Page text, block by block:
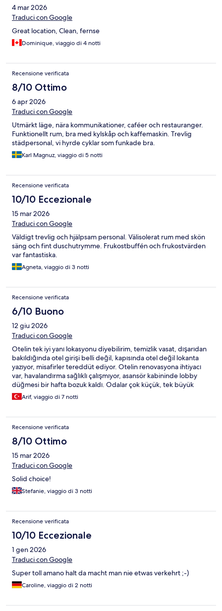
4 mar 2026
Traduci con Google
Great location, Clean, fernse
Dominique, viaggio di 4 notti
Recensione verificata
8/10 Ottimo
6 apr 2026
Traduci con Google
Utmärkt läge, nära kommunikationer, caféer och restauranger.
Funktionellt rum, bra med kylskåp och kaffemaskin. Trevlig
städpersonal, vi hyrde cyklar som funkade bra.
Karl Magnuz, viaggio di 5 notti
Recensione verificata
10/10 Eccezionale
15 mar 2026
Traduci con Google
Väldigt trevlig och hjälpsam personal. Välisolerat rum med skön
säng och fint duschutrymme. Frukostbuffén och frukostvärden
var fantastiska.
Agneta, viaggio di 3 notti
Recensione verificata
6/10 Buono
12 giu 2026
Traduci con Google
Otelin tek iyi yanı lokasyonu diyebilirim, temizlik vasat, dışarıdan
bakıldığında otel girişi belli değil, kapısında otel değil lokanta
yazıyor, misafirler tereddüt ediyor. Otelin renovasyona ihtiyacı
var, havalandırma sağlıklı çalışmıyor, asansör kabininde lobby
düğmesi bir hafta bozuk kaldı. Odalar çok küçük, tek büyük
yataklı oda talep etmiştim, 2 ayrı yataklı bir oda verdiler. Kısacası
lokasyon avantajı dışında bir özelliği yok. Fiyat performans
Arif, viaggio di 7 notti
Recensione verificata
8/10 Ottimo
15 mar 2026
Traduci con Google
Solid choice!
Stefanie, viaggio di 3 notti
Recensione verificata
10/10 Eccezionale
1 gen 2026
Traduci con Google
Super toll amano halt da macht man nie etwas verkehrt ;-)
Caroline, viaggio di 2 notti